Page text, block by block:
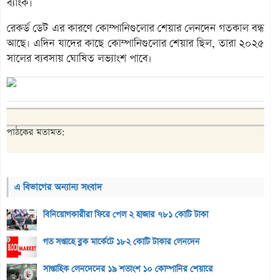
ব্যাংক।
রেকর্ড ডেট এর কারণে কোম্পানিগুলোর শেয়ার লেনদেন গতকাল বন্ধ
আছে। এদিন যাদের কাছে কোম্পানিগুলোর শেয়ার ছিল, তারা ২০২৫
সালের ব্যবসায় ঘোষিত লভ্যাংশ পাবে।
পাঠকের মতামত:
এ বিভাগের অন্যান্য সংবাদ
বিনিয়োগকারীরা ফিরে পেল ২ হাজার ৭৮১ কোটি টাকা
গত সপ্তাহে ব্লক মার্কেটে ১৮২ কোটি টাকার লেনদেন
সাপ্তাহিক লেনদেনের ১৯ শতাংশ ১০ কোম্পানির শেয়ারে